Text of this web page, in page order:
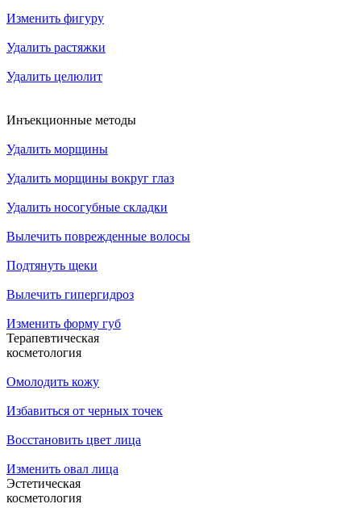
Изменить фигуру
Удалить растяжки
Удалить целюлит
Инъекционные методы
Удалить морщины
Удалить морщины вокруг глаз
Удалить носогубные складки
Вылечить поврежденные волосы
Подтянуть щеки
Вылечить гипергидроз
Изменить форму губ
Терапевтическая
косметология
Омолодить кожу
Избавиться от черных точек
Восстановить цвет лица
Изменить овал лица
Эстетическая
косметология